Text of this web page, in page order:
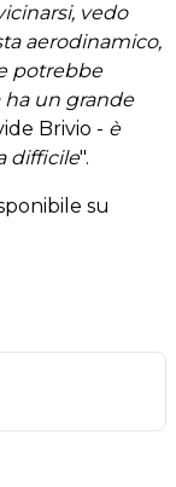
vedo
aerodinamico,
potrebbe
un grande
Brivio - è
difficile".
su